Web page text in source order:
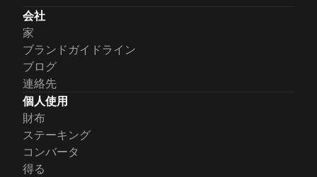
会社
家
ブランドガイドライン
ブログ
連絡先
個人使用
財布
ステーキング
コンバータ
得る